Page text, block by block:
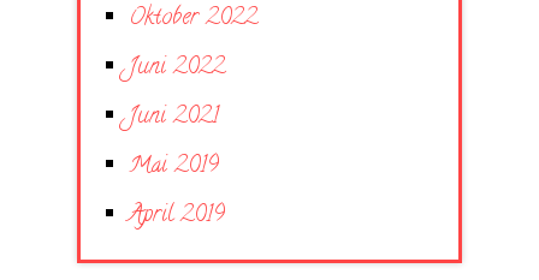
Oktober 2022
Juni 2022
Juni 2021
Mai 2019
April 2019